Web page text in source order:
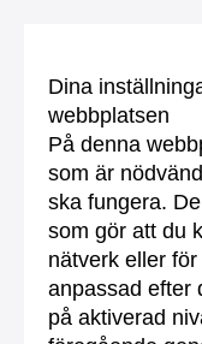
Dina
webbplatsen
På denna
som är
ska fungera.
som gör att du
nätverk eller
anpassad efter
på aktiverad